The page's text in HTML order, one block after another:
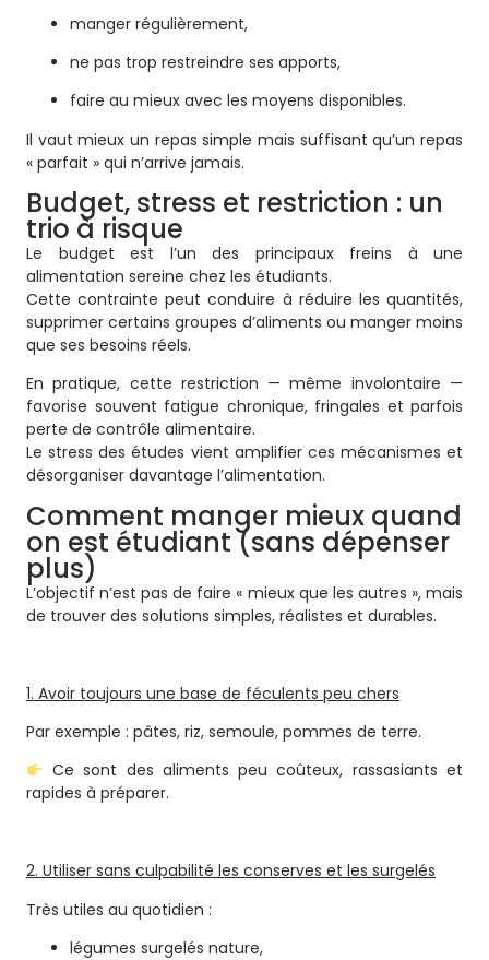
manger régulièrement,
ne pas trop restreindre ses apports,
faire au mieux avec les moyens disponibles.
Il vaut mieux un repas simple mais suffisant qu’un repas
« parfait » qui n’arrive jamais.
Budget, stress et restriction : un
trio à risque
Le budget est l’un des principaux freins à une
alimentation sereine chez les étudiants.
Cette contrainte peut conduire à réduire les quantités,
supprimer certains groupes d’aliments ou manger moins
que ses besoins réels.
En pratique, cette restriction — même involontaire —
favorise souvent fatigue chronique, fringales et parfois
perte de contrôle alimentaire.
Le stress des études vient amplifier ces mécanismes et
désorganiser davantage l’alimentation.
Comment manger mieux quand
on est étudiant (sans dépenser
plus)
L’objectif n’est pas de faire « mieux que les autres », mais
de trouver des solutions simples, réalistes et durables.
1. Avoir toujours une base de féculents peu chers
Par exemple : pâtes, riz, semoule, pommes de terre.
Ce sont des aliments peu coûteux, rassasiants et
rapides à préparer.
2. Utiliser sans culpabilité les conserves et les surgelés
Très utiles au quotidien :
légumes surgelés nature,